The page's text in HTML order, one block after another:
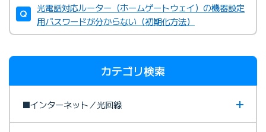
光電話対応ルーター（ホームゲートウェイ）の機器設定
用パスワードが分からない（初期化方法）
カテゴリ検索
■インターネット／光回線